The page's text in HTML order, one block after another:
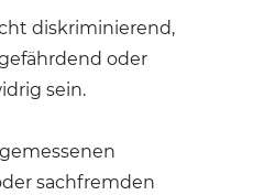
diskriminierend,
oder
sein.
sachfremden